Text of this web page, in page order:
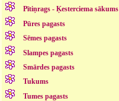
Pītiņrags - Ķesterciema sākums
Pūres pagasts
Sēmes pagasts
Slampes pagasts
Smārdes pagasts
Tukums
Tumes pagasts